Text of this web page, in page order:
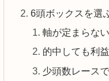
6頭ボックスを選
軸が定まらな
的中しても利
少頭数レース